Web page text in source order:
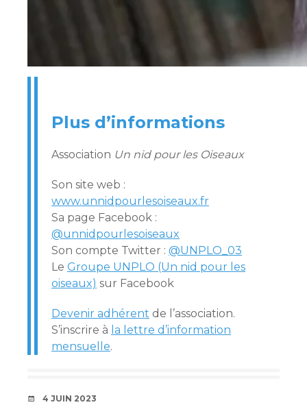
Plus d’informations
Association Un nid pour les Oiseaux
Son site web :
www.unnidpourlesoiseaux.fr
Sa page Facebook :
@unnidpourlesoiseaux
Son compte Twitter : @UNPLO_03
Le Groupe UNPLO (Un nid pour les
oiseaux) sur Facebook
Devenir adhérent de l’association.
S’inscrire à la lettre d’information
mensuelle.
DATE
4 JUIN 2023